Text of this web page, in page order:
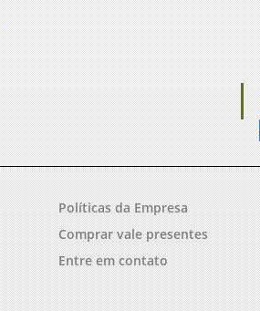
Políticas da Empresa
Comprar vale presentes
Entre em contato